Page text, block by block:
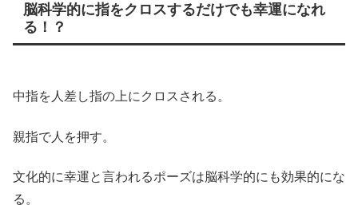
脳科学的に指をクロスするだけでも幸運になれ
る！？
中指を人差し指の上にクロスされる。
親指で人を押す。
文化的に幸運と言われるポーズは脳科学的にも効果的にな
る。